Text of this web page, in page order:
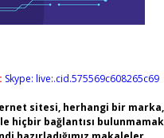
Skype: live:.cid.575569c608265c69
sitesi, herhangi bir
hiçbir bağlantısı